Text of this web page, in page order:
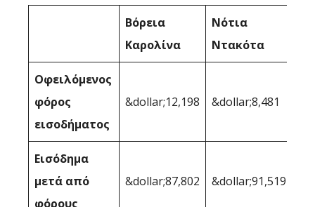
Βόρεια
Καρολίνα
Νότια
Ντακότα
Οφειλόμενος
φόρος
εισοδήματος
&dollar;12,198 &dollar;8,481
Εισόδημα
μετά από
φόρους
&dollar;87,802 &dollar;91,519